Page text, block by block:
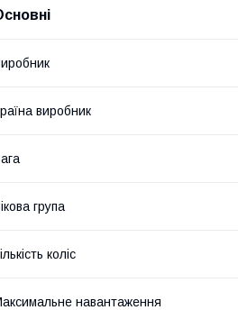
виробник
група
коліс
навантаження